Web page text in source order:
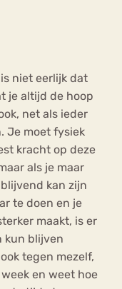
niet eerlijk dat
je altijd de hoop
net als ieder
Je moet fysiek
kracht op deze
als je maar
kan zijn
te doen en je
maakt, is er
kun blijven
tegen mezelf,
en weet hoe